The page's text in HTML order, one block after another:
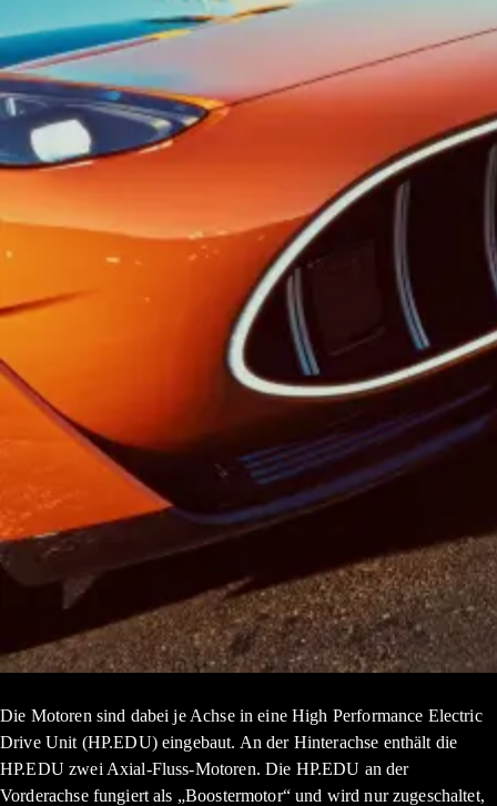
Die Motoren sind dabei je Achse in eine High Performance Electric
Drive Unit (HP.EDU) eingebaut. An der Hinterachse enthält die
HP.EDU zwei Axial-Fluss-Motoren. Die HP.EDU an der
Vorderachse fungiert als „Boostermotor“ und wird nur zugeschaltet,